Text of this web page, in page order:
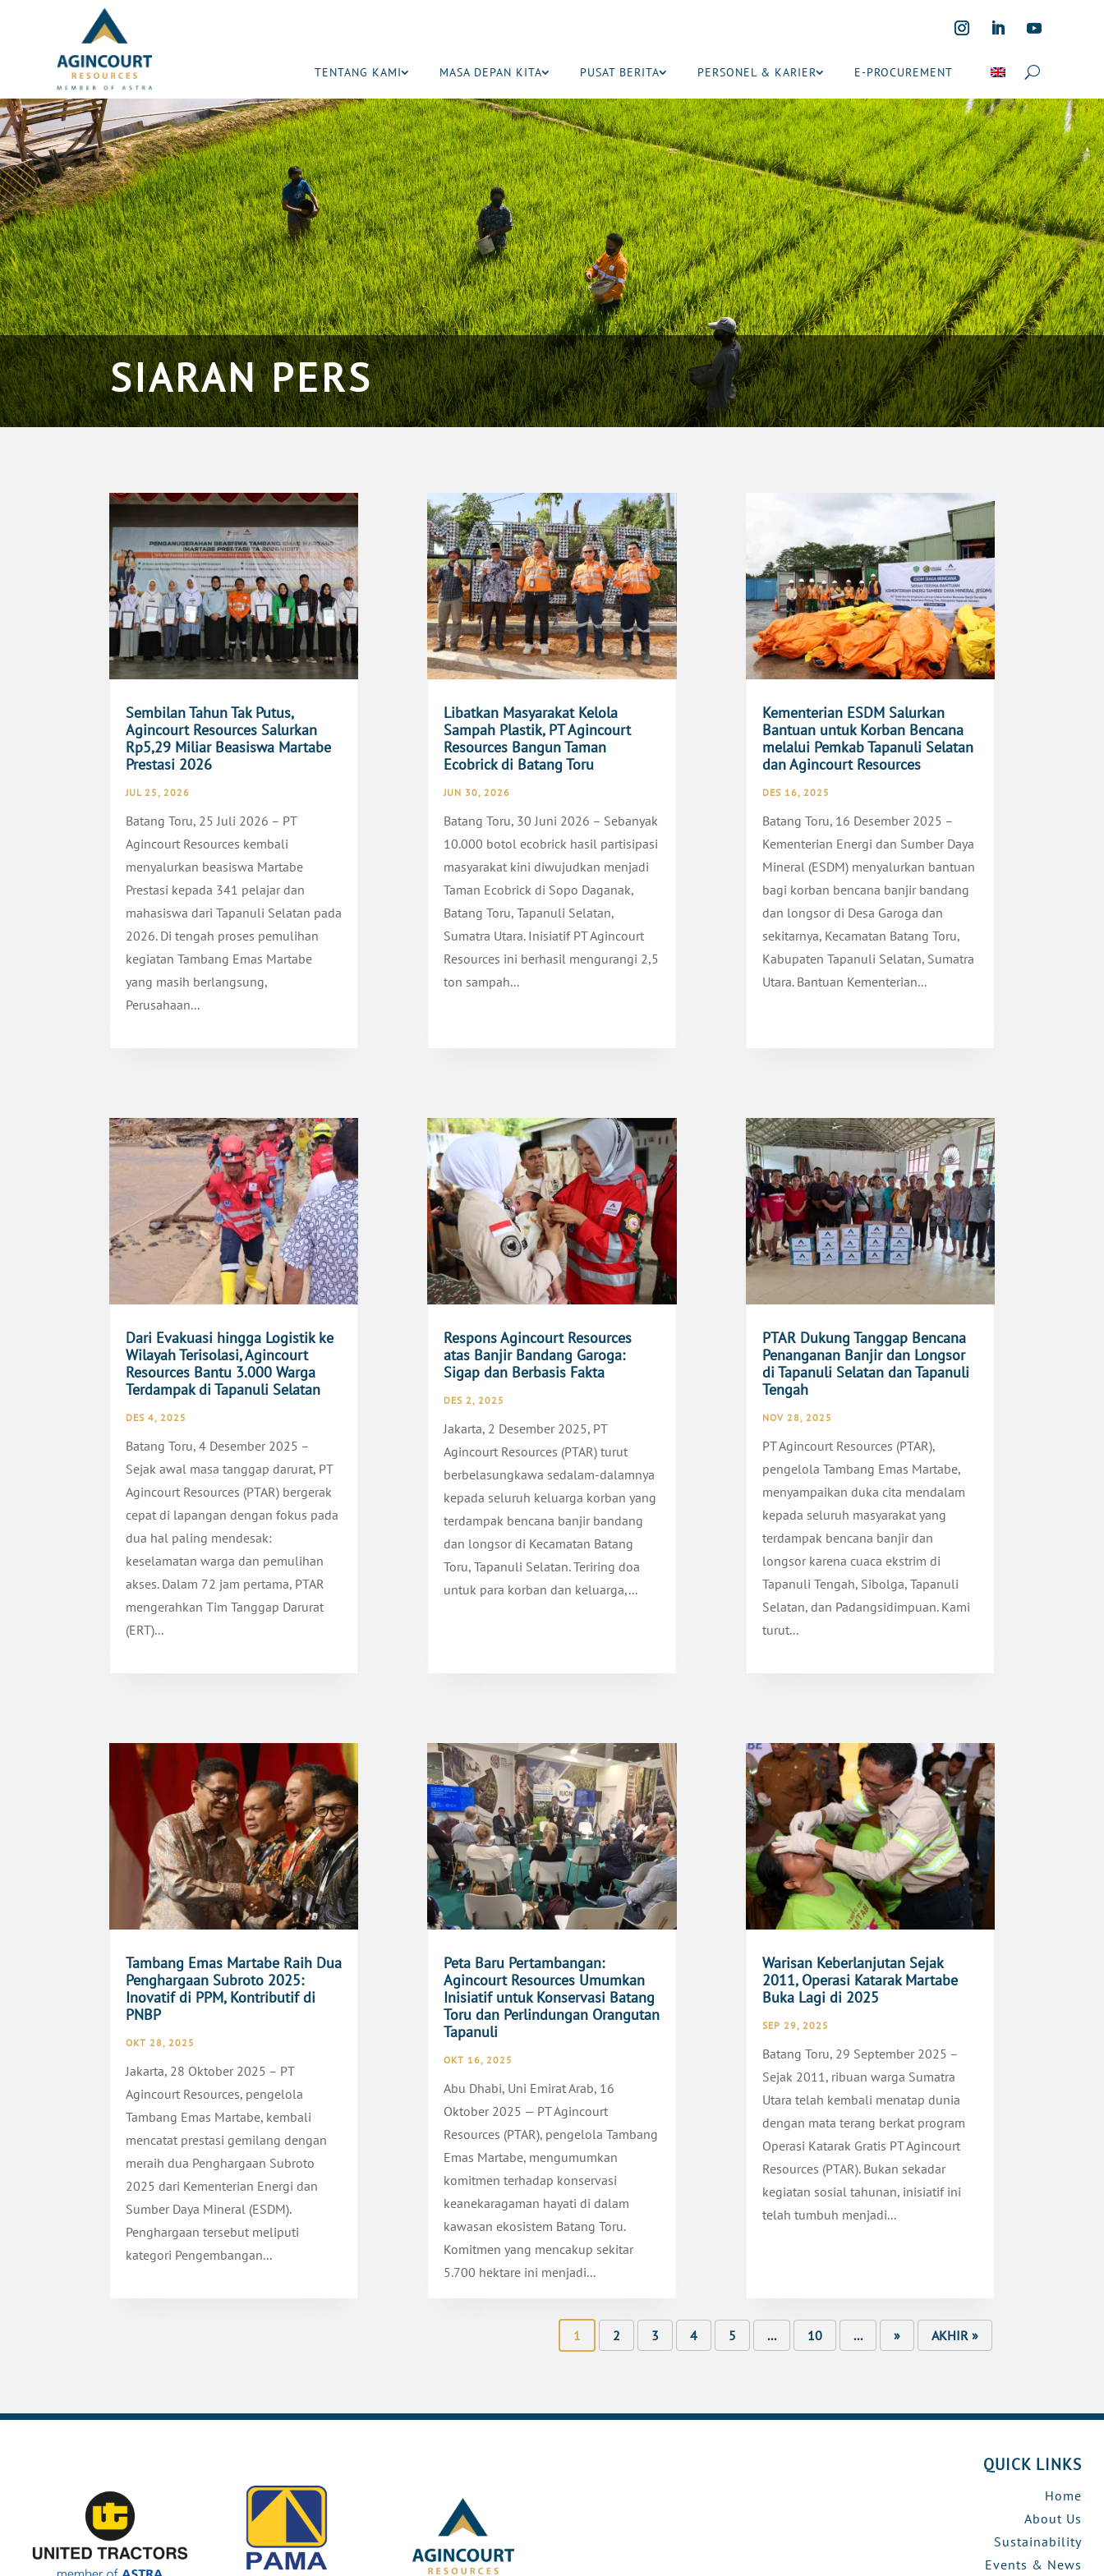
TENTANG KAMI MASA DEPAN KITA PUSAT BERITA PERSONEL & KARIER E-PROCUREMENT
SIARAN PERS
Sembilan Tahun Tak Putus,
Agincourt Resources Salurkan
Rp5,29 Miliar Beasiswa Martabe
Prestasi 2026
JUL 25, 2026
Batang Toru, 25 Juli 2026 – PT
Agincourt Resources kembali
menyalurkan beasiswa Martabe
Prestasi kepada 341 pelajar dan
mahasiswa dari Tapanuli Selatan pada
2026. Di tengah proses pemulihan
kegiatan Tambang Emas Martabe
yang masih berlangsung,
Perusahaan...
Dari Evakuasi hingga Logistik ke
Wilayah Terisolasi, Agincourt
Resources Bantu 3.000 Warga
Terdampak di Tapanuli Selatan
DES 4, 2025
Batang Toru, 4 Desember 2025 –
Sejak awal masa tanggap darurat, PT
Agincourt Resources (PTAR) bergerak
cepat di lapangan dengan fokus pada
dua hal paling mendesak:
keselamatan warga dan pemulihan
akses. Dalam 72 jam pertama, PTAR
mengerahkan Tim Tanggap Darurat
(ERT)...
Tambang Emas Martabe Raih Dua
Penghargaan Subroto 2025:
Inovatif di PPM, Kontributif di
PNBP
OKT 28, 2025
Jakarta, 28 Oktober 2025 – PT
Agincourt Resources, pengelola
Tambang Emas Martabe, kembali
mencatat prestasi gemilang dengan
meraih dua Penghargaan Subroto
2025 dari Kementerian Energi dan
Sumber Daya Mineral (ESDM).
Penghargaan tersebut meliputi
kategori Pengembangan...
Libatkan Masyarakat Kelola
Sampah Plastik, PT Agincourt
Resources Bangun Taman
Ecobrick di Batang Toru
JUN 30, 2026
Batang Toru, 30 Juni 2026 – Sebanyak
10.000 botol ecobrick hasil partisipasi
masyarakat kini diwujudkan menjadi
Taman Ecobrick di Sopo Daganak,
Batang Toru, Tapanuli Selatan,
Sumatra Utara. Inisiatif PT Agincourt
Resources ini berhasil mengurangi 2,5
ton sampah...
Respons Agincourt Resources
atas Banjir Bandang Garoga:
Sigap dan Berbasis Fakta
DES 2, 2025
Jakarta, 2 Desember 2025, PT
Agincourt Resources (PTAR) turut
berbelasungkawa sedalam-dalamnya
kepada seluruh keluarga korban yang
terdampak bencana banjir bandang
dan longsor di Kecamatan Batang
Toru, Tapanuli Selatan. Teriring doa
untuk para korban dan keluarga,...
Peta Baru Pertambangan:
Agincourt Resources Umumkan
Inisiatif untuk Konservasi Batang
Toru dan Perlindungan Orangutan
Tapanuli
OKT 16, 2025
Abu Dhabi, Uni Emirat Arab, 16
Oktober 2025 — PT Agincourt
Resources (PTAR), pengelola Tambang
Emas Martabe, mengumumkan
komitmen terhadap konservasi
keanekaragaman hayati di dalam
kawasan ekosistem Batang Toru.
Komitmen yang mencakup sekitar
5.700 hektare ini menjadi...
Kementerian ESDM Salurkan
Bantuan untuk Korban Bencana
melalui Pemkab Tapanuli Selatan
dan Agincourt Resources
DES 16, 2025
Batang Toru, 16 Desember 2025 –
Kementerian Energi dan Sumber Daya
Mineral (ESDM) menyalurkan bantuan
bagi korban bencana banjir bandang
dan longsor di Desa Garoga dan
sekitarnya, Kecamatan Batang Toru,
Kabupaten Tapanuli Selatan, Sumatra
Utara. Bantuan Kementerian...
PTAR Dukung Tanggap Bencana
Penanganan Banjir dan Longsor
di Tapanuli Selatan dan Tapanuli
Tengah
NOV 28, 2025
PT Agincourt Resources (PTAR),
pengelola Tambang Emas Martabe,
menyampaikan duka cita mendalam
kepada seluruh masyarakat yang
terdampak bencana banjir dan
longsor karena cuaca ekstrim di
Tapanuli Tengah, Sibolga, Tapanuli
Selatan, dan Padangsidimpuan. Kami
turut...
Warisan Keberlanjutan Sejak
2011, Operasi Katarak Martabe
Buka Lagi di 2025
SEP 29, 2025
Batang Toru, 29 September 2025 –
Sejak 2011, ribuan warga Sumatra
Utara telah kembali menatap dunia
dengan mata terang berkat program
Operasi Katarak Gratis PT Agincourt
Resources (PTAR). Bukan sekadar
kegiatan sosial tahunan, inisiatif ini
telah tumbuh menjadi...
1 2 3 4 5 ... 10 ... » AKHIR »
QUICK LINKS
Home
About Us
Sustainability
Events & News